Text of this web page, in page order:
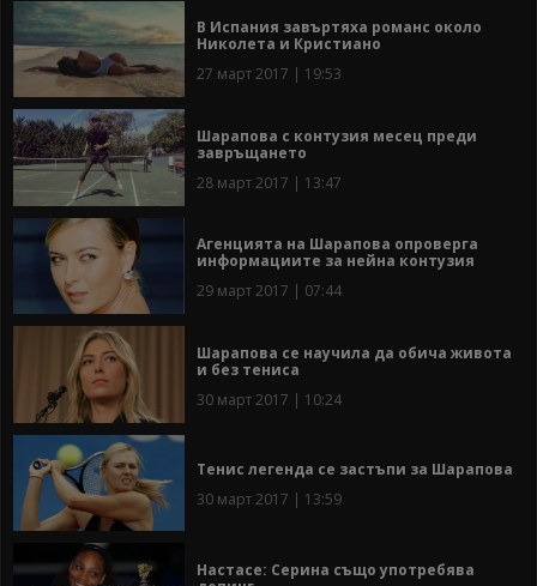
В Испания завъртяха романс около
Николета и Кристиано
27 март 2017 | 19:53
Шарапова с контузия месец преди
завръщането
28 март 2017 | 13:47
Агенцията на Шарапова опроверга
информациите за нейна контузия
29 март 2017 | 07:44
Шарапова се научила да обича живота
и без тениса
30 март 2017 | 10:24
Тенис легенда се застъпи за Шарапова
30 март 2017 | 13:59
Настасе: Серина също употребява